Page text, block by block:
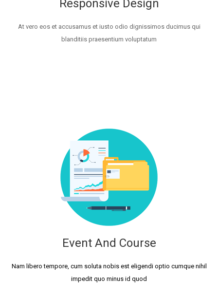
Responsive Design
At vero eos et accusamus et iusto odio dignissimos ducimus qui
blanditiis praesentium voluptatum
Event And Course
Nam libero tempore, cum soluta nobis est eligendi optio cumque nihil
impedit quo minus id quod